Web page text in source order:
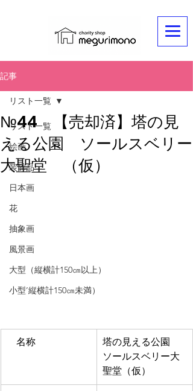
記事
リスト一覧
絵画
装飾品
日本画
花
抽象画
風景画
大型（縦横計150㎝以上）
小型’縦横計150㎝未満）
リスト一覧
№44 【売却済】塔の見
える公園 ソールスベリー
大聖堂 （仮）
名称
塔の見える公園
ソールスベリー大
聖堂（仮）